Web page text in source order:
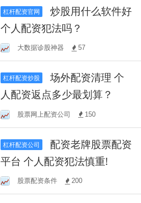
杠杆配资官网
炒股用什么软件好
个人配资犯法吗？
大数据诊股神器 57
杠杆配资炒股
场外配资清理 个
人配资返点多少最划算？
股票网上配资公司 150
杠杆配资公司
平台 个人配资犯法慎重!
股票配资条件 200